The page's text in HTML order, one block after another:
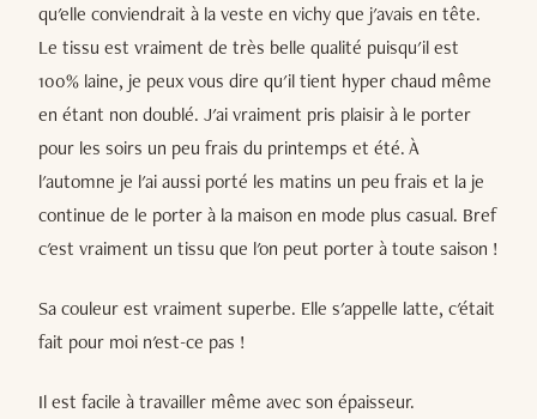
qu'elle conviendrait à la veste en vichy que j'avais en tête.
Le tissu est vraiment de très belle qualité puisqu'il est
100% laine, je peux vous dire qu'il tient hyper chaud même
en étant non doublé. J'ai vraiment pris plaisir à le porter
pour les soirs un peu frais du printemps et été. À
l'automne je l'ai aussi porté les matins un peu frais et la je
continue de le porter à la maison en mode plus casual. Bref
c'est vraiment un tissu que l'on peut porter à toute saison !
Sa couleur est vraiment superbe. Elle s'appelle latte, c'était
fait pour moi n'est-ce pas !
Il est facile à travailler même avec son épaisseur.